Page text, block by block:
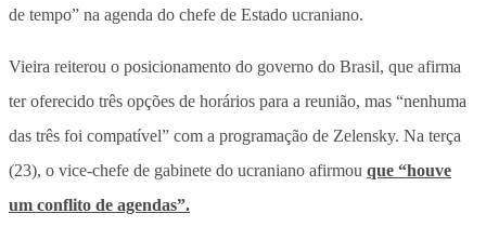
de tempo” na agenda do chefe de Estado ucraniano.
Vieira reiterou o posicionamento do governo do Brasil, que afirma
ter oferecido três opções de horários para a reunião, mas “nenhuma
das três foi compatível” com a programação de Zelensky. Na terça
(23), o vice-chefe de gabinete do ucraniano afirmou que “houve
um conflito de agendas”.